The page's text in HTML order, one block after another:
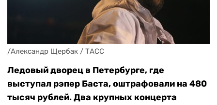
/Александр Щербак / ТАСС
Ледовый дворец в Петербурге, где
выступал рэпер Баста, оштрафовали на 480
тысяч рублей. Два крупных концерта